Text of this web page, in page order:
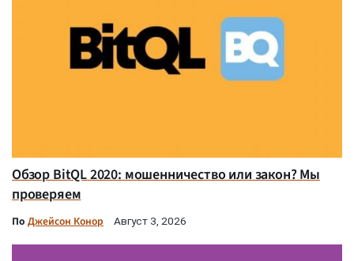
Обзор BitQL 2020: мошенничество или закон? Мы
проверяем
По Джейсон Конор Август 3, 2026